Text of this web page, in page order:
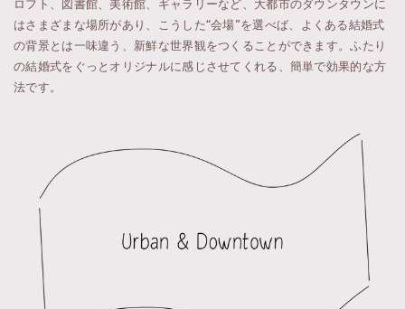
ロフト、図書館、美術館、ギャラリーなど、大都市のダウンタウンに
はさまざまな場所があり、こうした“会場”を選べば、よくある結婚式
の背景とは一味違う、新鮮な世界観をつくることができます。ふたり
の結婚式をぐっとオリジナルに感じさせてくれる、簡単で効果的な方
法です。